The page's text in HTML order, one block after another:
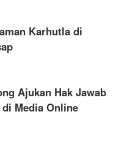
Karhutla di
Ajukan Hak Jawab
Media Online